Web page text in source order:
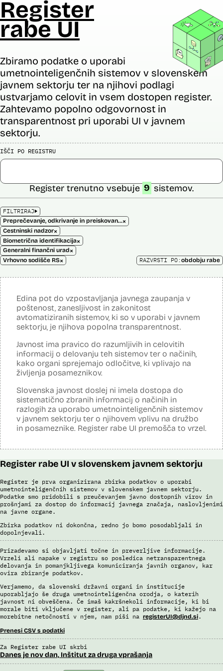
Register
rabe UI
Zbiramo podatke o uporabi
umetnointeligenčnih sistemov v slovenskem
javnem sektorju ter na njihovi podlagi
ustvarjamo celovit in vsem dostopen register.
Zahtevamo popolno odgovornost in
transparentnost pri uporabi UI v javnem
sektorju.
IŠČI PO REGISTRU
FILTRIRAJ
Preprečevanje, odkrivanje in preiskovanje kaznivih dejanj×
Cestninski nadzor×
Biometrična identifikacija×
Generalni finančni urad×
Vrhovno sodišče RS×
Register trenutno vsebuje 9 sistemov.
RAZVRSTI PO:obdobju rabe
Edina pot do vzpostavljanja javnega zaupanja v
poštenost, zanesljivost in zakonitost
avtomatiziranih sistemov, ki so v uporabi v javnem
sektorju, je njihova popolna transparentnost.
Javnost ima pravico do razumljivih in celovitih
informacij o delovanju teh sistemov ter o načinih,
kako organi sprejemajo odločitve, ki vplivajo na
življenja posameznikov.
Slovenska javnost doslej ni imela dostopa do
sistematično zbranih informacij o načinih in
razlogih za uporabo umetnointeligenčnih sistemov
v javnem sektorju ter o njihovem vplivu na družbo
in posameznike. Register rabe UI premošča to vrzel.
Register rabe UI v slovenskem javnem sektorju
Register je prva organizirana zbirka podatkov o uporabi
umetnointeligenčnih sistemov v slovenskem javnem sektorju.
Podatke smo pridobili s preučevanjem javno dostopnih virov in
prošnjami za dostop do informacij javnega značaja, naslovljenimi
na javne organe.
Zbirka podatkov ni dokončna, redno jo bomo posodabljali in
dopolnjevali.
Prizadevamo si objavljati točne in preverljive informacije.
Vrzeli ali napake v registru so posledica netransparentnega
delovanja in pomanjkljivega komuniciranja javnih organov, kar
ovira zbiranje podatkov.
Verjamemo, da slovenski državni organi in institucije
uporabljajo še druga umetnointeligenčna orodja, o katerih
javnost ni obveščena. Če imaš kakršnekoli informacije, ki bi
morale biti vključene v register, ali pa podatke, ki kažejo na
morebitne netočnosti v njem, nam piši na registerUI@djnd.si.
Prenesi CSV s podatki
Za Register rabe UI skrbi
Danes je nov dan, Inštitut za druga vprašanja